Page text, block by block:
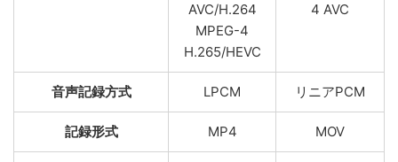
AVC/H.264
MPEG-4
H.265/HEVC
4 AVC
音声記録方式 LPCM リニアPCM
記録形式 MP4 MOV